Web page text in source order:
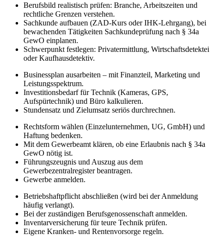
Berufsbild realistisch prüfen: Branche, Arbeitszeiten und
rechtliche Grenzen verstehen.
Sachkunde aufbauen (ZAD-Kurs oder IHK-Lehrgang), bei
bewachenden Tätigkeiten Sachkundeprüfung nach § 34a
GewO einplanen.
Schwerpunkt festlegen: Privatermittlung, Wirtschaftsdetektei
oder Kaufhausdetektiv.
Businessplan ausarbeiten – mit Finanzteil, Marketing und
Leistungsspektrum.
Investitionsbedarf für Technik (Kameras, GPS,
Aufspürtechnik) und Büro kalkulieren.
Stundensatz und Zielumsatz seriös durchrechnen.
Rechtsform wählen (Einzelunternehmen, UG, GmbH) und
Haftung bedenken.
Mit dem Gewerbeamt klären, ob eine Erlaubnis nach § 34a
GewO nötig ist.
Führungszeugnis und Auszug aus dem
Gewerbezentralregister beantragen.
Gewerbe anmelden.
Betriebshaftpflicht abschließen (wird bei der Anmeldung
häufig verlangt).
Bei der zuständigen Berufsgenossenschaft anmelden.
Inventarversicherung für teure Technik prüfen.
Eigene Kranken- und Rentenvorsorge regeln.